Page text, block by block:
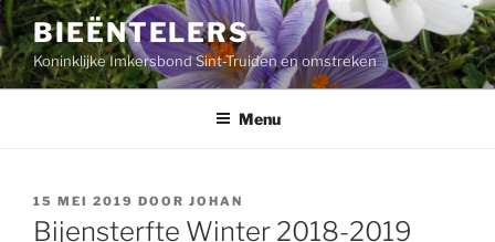
Ga
naar
de
inhoud
BIEËNTELERS
Koninklijke Imkersbond Sint-Truiden en omstreken
Menu
GEPLAATST
OP
15 MEI 2019 DOOR JOHAN
Bijensterfte Winter 2018-2019